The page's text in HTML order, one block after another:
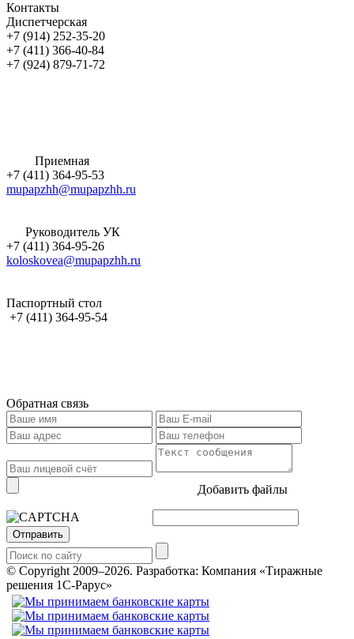
Контакты
Диспетчерская
+7 (914) 252-35-20
+7 (411) 366-40-84
+7 (924) 879-71-72
Приемная
+7 (411) 364-95-53
mupapzhh@mupapzhh.ru
Руководитель УК
+7 (411) 364-95-26
koloskovea@mupapzhh.ru
Паспортный стол
+7 (411) 364-95-54
Обратная связь
Добавить файлы
Отправить
© Copyright 2009–2026. Разработка: Компания «Тиражные
решения 1С-Рарус»